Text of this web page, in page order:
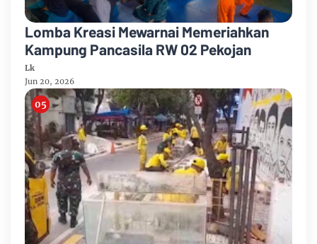
Lomba Kreasi Mewarnai Memeriahkan
Kampung Pancasila RW 02 Pekojan
Lk
Jun 20, 2026